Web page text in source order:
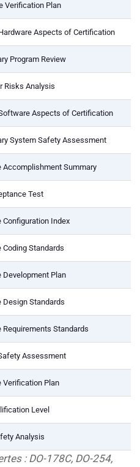
Verification Plan
Aspects of Certification
Program Review
Risks Analysis
Aspects of Certification
System Safety Assessment
Accomplishment Summary
Test
Configuration Index
Standards
Development Plan
Design Standards
Requirements Standards
Assessment
Verification Plan
Level
Analysis
: DO-178C, DO-254,